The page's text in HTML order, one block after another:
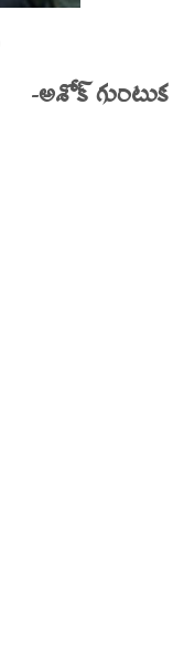
-అశోక్ గుంటుక